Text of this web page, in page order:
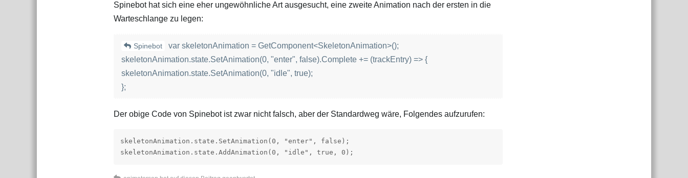
Spinebot hat sich eine eher ungewöhnliche Art ausgesucht, eine zweite Animation nach der ersten in die
Warteschlange zu legen:
Spinebot
var skeletonAnimation = GetComponent<SkeletonAnimation>();
skeletonAnimation.state.SetAnimation(0, "enter", false).Complete += (trackEntry) => {
skeletonAnimation.state.SetAnimation(0, "idle", true);
};
Der obige Code von Spinebot ist zwar nicht falsch, aber der Standardweg wäre, Folgendes aufzurufen:
skeletonAnimation.state.SetAnimation(0, "enter", false);
skeletonAnimation.state.AddAnimation(0, "idle", true, 0);